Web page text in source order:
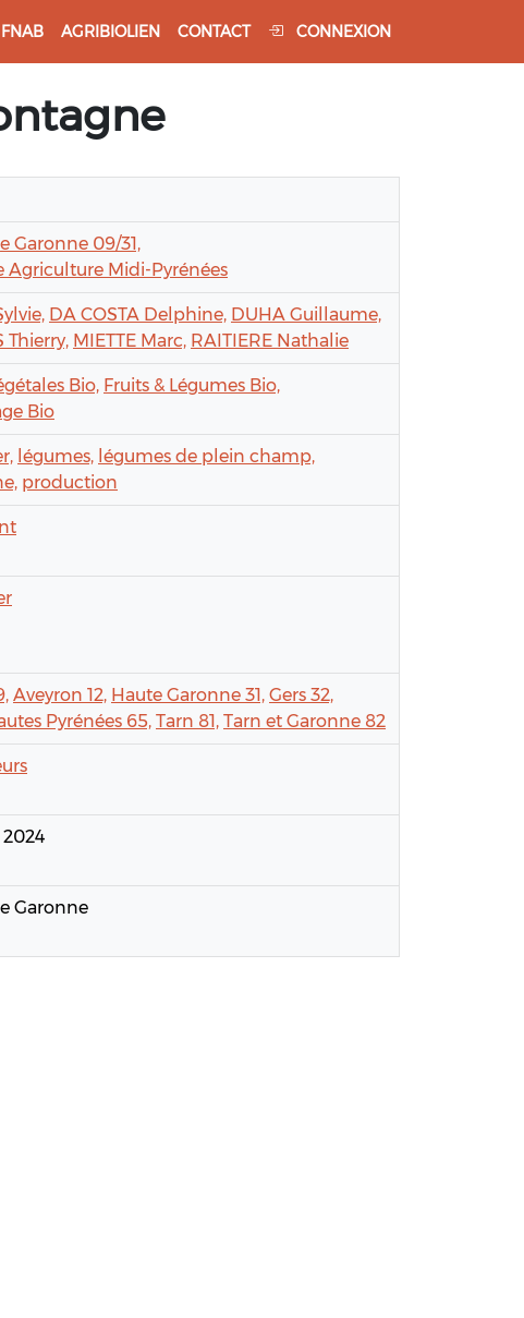
AGRIBIOLIEN CONTACT CONNEXION
Garonne 09/31,
Agriculture Midi-Pyrénées
DA COSTA Delphine, DUHA Guillaume,
Thierry, MIETTE Marc, RAITIERE Nathalie
Bio, Fruits & Légumes Bio,
Bio
légumes, légumes de plein champ,
production
Aveyron 12, Haute Garonne 31, Gers 32,
Pyrénées 65, Tarn 81, Tarn et Garonne 82
2024
Garonne